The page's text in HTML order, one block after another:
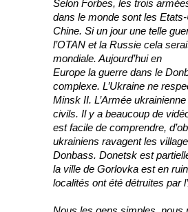
Selon Forbes, les trois
dans le monde sont les
Chine. Si un jour une telle
l’OTAN et la Russie cela
mondiale. Aujourd’hui en
Europe la guerre dans le
complexe. L’Ukraine ne
Minsk II. L’Armée
civils. Il y a beaucoup de
est facile de comprendre,
ukrainiens ravagent les
Donbass. Donetsk est
la ville de Gorlovka est en
localités ont été détruites par